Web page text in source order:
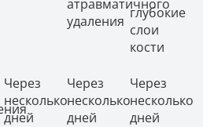
атравматичного
удаления глубокие
слои
кости
Через
несколько
дней
Через
несколько
дней
Через
несколько
дней